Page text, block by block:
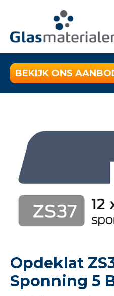
BEKIJK ONS
Opdeklat
Sponning 5